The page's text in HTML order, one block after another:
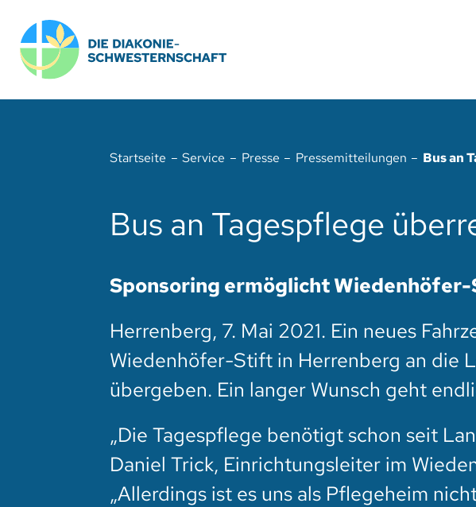
Inhalt
springen
Startseite Service Presse Pressemitteilungen Bus an
Bus an Tagespflege
Sponsoring ermöglicht
Herrenberg, 7. Mai 2021. Ein neues
Wiedenhöfer-Stift in Herrenberg an die
übergeben. Ein langer Wunsch geht
„Die Tagespflege benötigt schon seit
Daniel Trick, Einrichtungsleiter im
„Allerdings ist es uns als Pflegeheim